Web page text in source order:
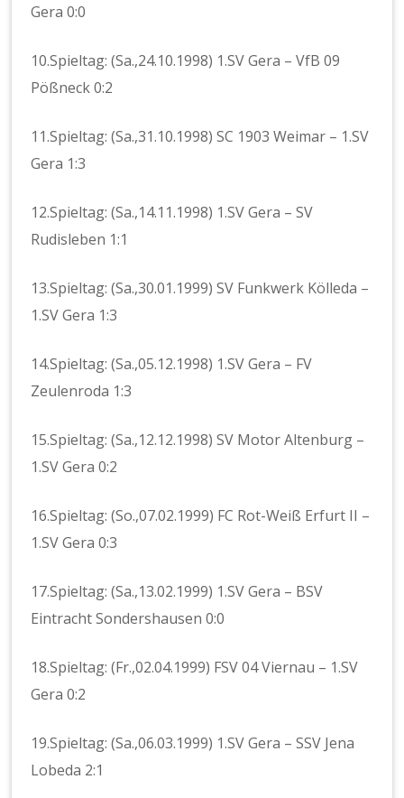
Gera 0:0
10.Spieltag: (Sa.,24.10.1998) 1.SV Gera – VfB 09
Pößneck 0:2
11.Spieltag: (Sa.,31.10.1998) SC 1903 Weimar – 1.SV
Gera 1:3
12.Spieltag: (Sa.,14.11.1998) 1.SV Gera – SV
Rudisleben 1:1
13.Spieltag: (Sa.,30.01.1999) SV Funkwerk Kölleda –
1.SV Gera 1:3
14.Spieltag: (Sa.,05.12.1998) 1.SV Gera – FV
Zeulenroda 1:3
15.Spieltag: (Sa.,12.12.1998) SV Motor Altenburg –
1.SV Gera 0:2
16.Spieltag: (So.,07.02.1999) FC Rot-Weiß Erfurt II –
1.SV Gera 0:3
17.Spieltag: (Sa.,13.02.1999) 1.SV Gera – BSV
Eintracht Sondershausen 0:0
18.Spieltag: (Fr.,02.04.1999) FSV 04 Viernau – 1.SV
Gera 0:2
19.Spieltag: (Sa.,06.03.1999) 1.SV Gera – SSV Jena
Lobeda 2:1